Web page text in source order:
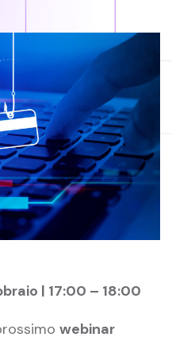
| 17:00 – 18:00
webinar